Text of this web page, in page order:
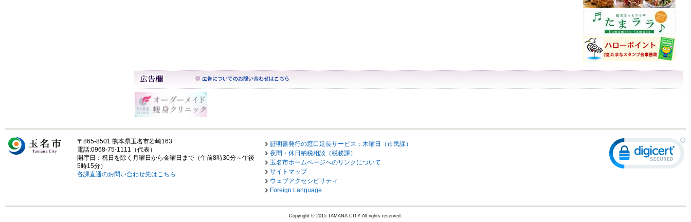
〒865-8501 熊本県玉名市岩崎163
電話:0968-75-1111（代表）
開庁日：祝日を除く月曜日から金曜日まで（午前8時30分～午後
5時15分）
各課直通のお問い合わせ先はこちら
証明書発行の窓口延長サービス：木曜日（市民課）
夜間・休日納税相談（税務課）
玉名市ホームページへのリンクについて
サイトマップ
ウェブアクセシビリティ
Foreign Language
Copyright © 2015 TAMANA CITY All rights reserved.